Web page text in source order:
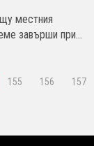
местния
завърши при...
155 156
157